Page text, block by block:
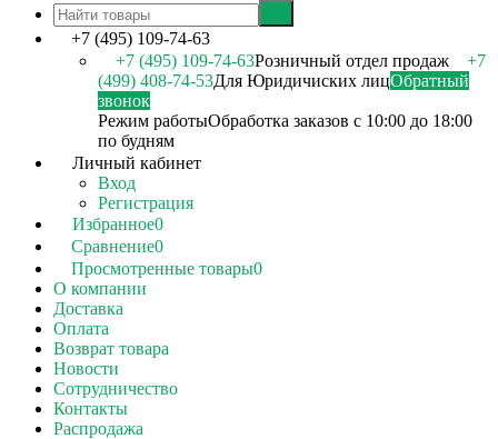
+7 (495) 109-74-63
+7 (495) 109-74-63Розничный отдел продаж
+7
(499) 408-74-53Для Юридичиских лицОбратный
звонок
Режим работыОбработка заказов с 10:00 до 18:00
по будням
Личный кабинет
Вход
Регистрация
Избранное0
Сравнение0
Просмотренные товары0
О компании
Доставка
Оплата
Возврат товара
Новости
Сотрудничество
Контакты
Распродажа